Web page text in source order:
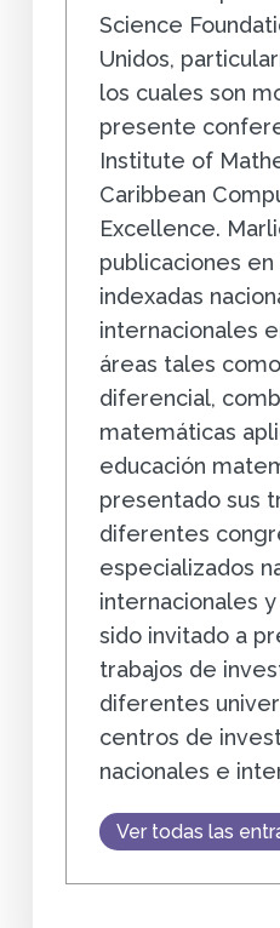
Science
Unidos,
los cuales son
presente
Institute of
Caribbean
Excellence.
publicaciones
indexadas
internacionales
áreas tales
diferencial,
matemáticas
educación
presentado sus
diferentes
especializados
internacionales
sido invitado a
trabajos de
diferentes
centros de
nacionales e
Ver todas las